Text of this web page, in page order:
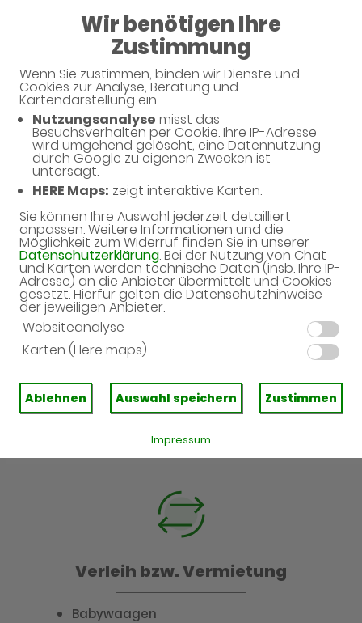
Wir benötigen Ihre
Zustimmung
Wenn Sie zustimmen, binden wir Dienste und
Cookies zur Analyse, Beratung und
Kartendarstellung ein.
Nutzungsanalyse misst das
Besuchsverhalten per Cookie. Ihre IP-Adresse
wird umgehend gelöscht, eine Datennutzung
durch Google zu eigenen Zwecken ist
untersagt.
HERE Maps: zeigt interaktive Karten.
Sie können Ihre Auswahl jederzeit detailliert
anpassen. Weitere Informationen und die
Möglichkeit zum Widerruf finden Sie in unserer
Datenschutzerklärung. Bei der Nutzung von Chat
und Karten werden technische Daten (insb. Ihre IP-
Adresse) an die Anbieter übermittelt und Cookies
gesetzt. Hierfür gelten die Datenschutzhinweise
der jeweiligen Anbieter.
Websiteanalyse
Karten (Here maps)
Ablehnen Auswahl speichern Zustimmen
Impressum
Apotheke im Ärztehaus Dierkow
Unsere Serviceleistungen
Unsere Apotheke bietet eine Vielzahl von
Serviceleistungen rund um Ihre Gesundheit.
Hilfsmittel & Krankenpflege
Inhalationsgeräte
Inkontinenzmittel
Kompressionsstrümpfe
Blutdruckmessgeräte
Medela Milchpumpen
Praxis- und Pflegebedarf
Verleih bzw. Vermietung
Babywaagen